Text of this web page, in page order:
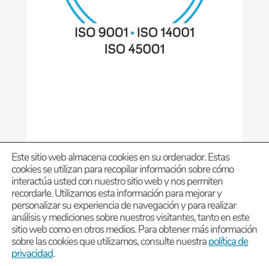
Diseño página Web PERSONALIZADA – by Estudio
DMG
Este sitio web almacena cookies en su ordenador. Estas
cookies se utilizan para recopilar información sobre cómo
interactúa usted con nuestro sitio web y nos permiten
recordarle. Utilizamos esta información para mejorar y
personalizar su experiencia de navegación y para realizar
análisis y mediciones sobre nuestros visitantes, tanto en este
sitio web como en otros medios. Para obtener más información
sobre las cookies que utilizamos, consulte nuestrapolítica de
privacidad.